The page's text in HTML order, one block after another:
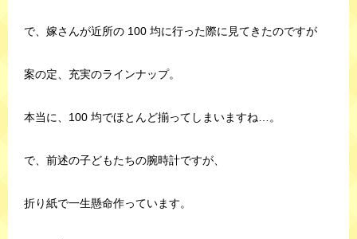
で、嫁さんが近所の 100 均に行った際に見てきたのですが
案の定、充実のラインナップ。
本当に、100 均でほとんど揃ってしまいますね…。
で、前述の子どもたちの腕時計ですが、
折り紙で一生懸命作っています。